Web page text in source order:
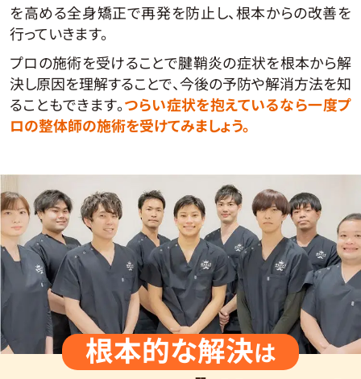
を高める全身矯正で再発を防止し、根本からの改善を
行っていきます。
プロの施術を受けることで腱鞘炎の症状を根本から解
決し原因を理解することで、今後の予防や解消方法を知
ることもできます。つらい症状を抱えているなら一度プ
ロの整体師の施術を受けてみましょう。
根本的な解決は